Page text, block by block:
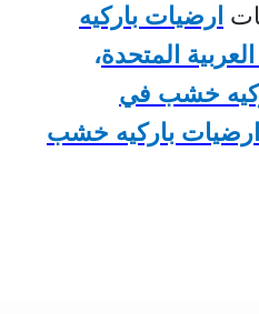
ارضيات باركيه
العربية المتحدة،
خشب في
ارضيات باركيه خشب